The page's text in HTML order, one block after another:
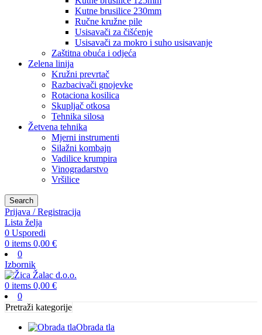
Kutne brusilice 230mm
Ručne kružne pile
Usisavači za čišćenje
Usisavači za mokro i suho usisavanje
Zaštitna obuća i odjeća
Zelena linija
Kružni prevrtač
Razbacivači gnojevke
Rotaciona kosilica
Skupljač otkosa
Tehnika silosa
Žetvena tehnika
Mjerni instrumenti
Silažni kombajn
Vadilice krumpira
Vinogradarstvo
Vršilice
Search
Prijava / Registracija
Lista želja
0 Usporedi
0 items 0,00 €
0
Izbornik
0 items 0,00 €
0
Pretraži kategorije
Obrada tla